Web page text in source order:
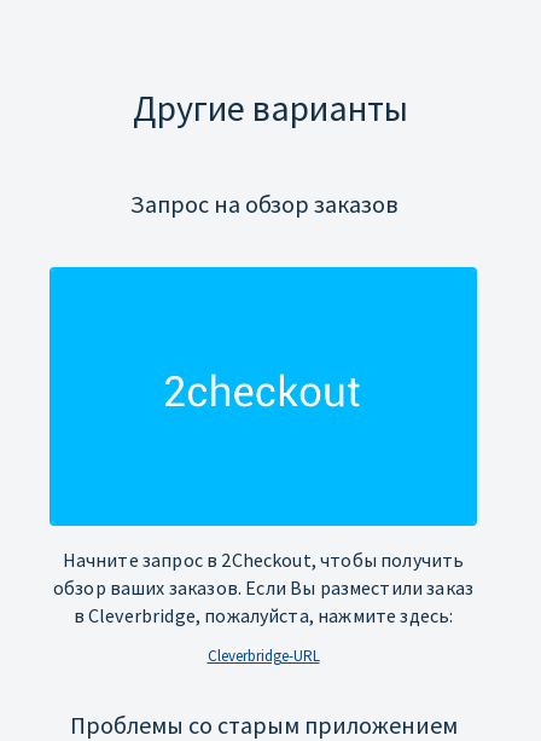
Другие варианты
Запрос на обзор заказов
Начните запрос в 2Checkout, чтобы получить
обзор ваших заказов. Если Вы разместили заказ
в Cleverbridge, пожалуйста, нажмите здесь:
Cleverbridge-URL
Проблемы со старым приложением